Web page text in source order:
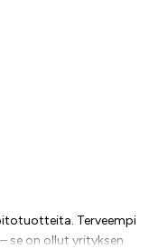
Terveempi
se on ollut yrityksen